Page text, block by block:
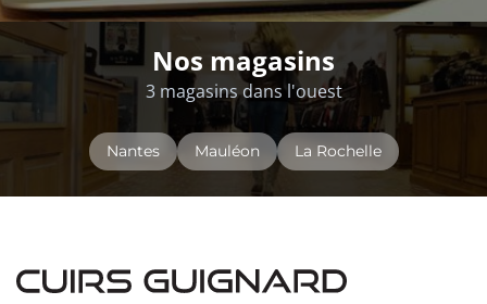
Nos magasins
3 magasins dans l'ouest
Nantes Mauléon La Rochelle